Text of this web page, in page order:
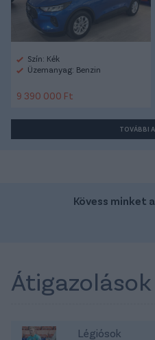
Szín: Kék
Üzemanyag: Benzin
9 390 000 Ft
TOVÁBBI
Kövess minket
Átigazolások
Légiósok